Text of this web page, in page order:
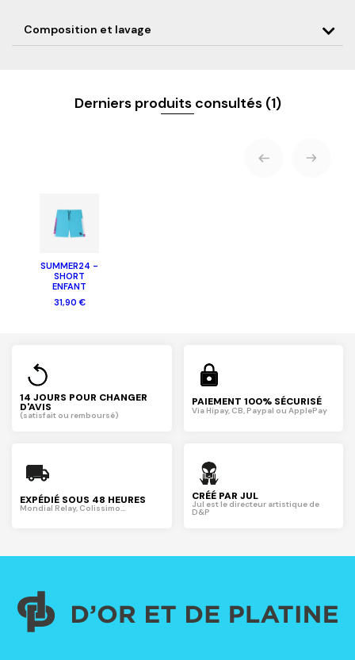
Composition et lavage
Derniers produits consultés (1)
SUMMER24 -
SHORT
ENFANT
31,90 €
14 JOURS POUR CHANGER
D'AVIS
(satisfait ou remboursé)
PAIEMENT 100% SÉCURISÉ
Via Hipay, CB, Paypal ou ApplePay
EXPÉDIÉ SOUS 48 HEURES
Mondial Relay, Colissimo...
CRÉÉ PAR JUL
Jul est le directeur artistique de
D&P